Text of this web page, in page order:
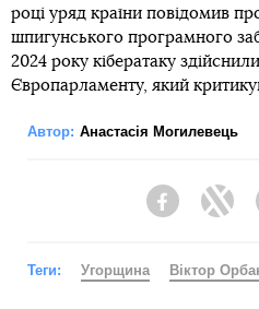
році уряд країни повідомив
шпигунського програмного
2024 року кібератаку
Європарламенту, який
Автор: Анастасія Могилевець
Facebook
Теги: Угорщина Віктор